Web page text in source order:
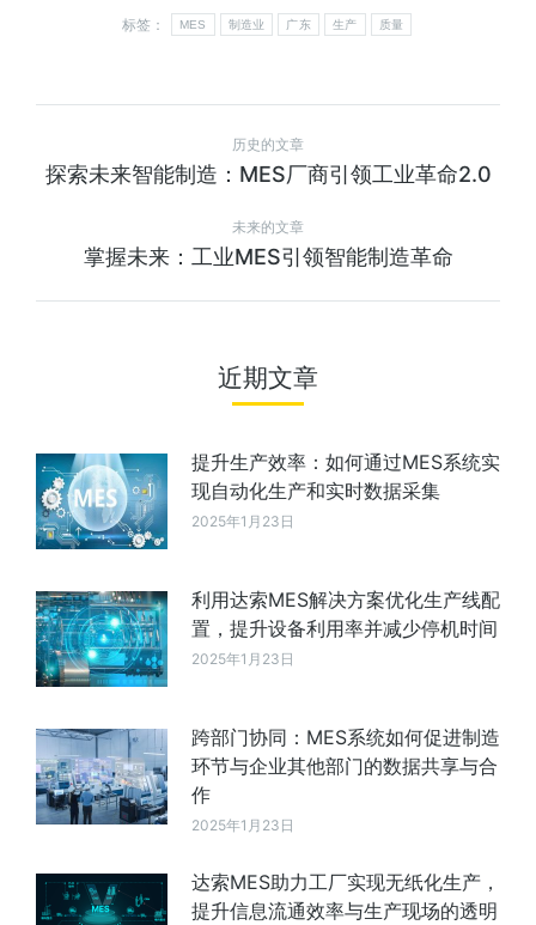
标签：
MES 制造业 广东 生产 质量
历史的文章
探索未来智能制造：MES厂商引领工业革命2.0
未来的文章
掌握未来：工业MES引领智能制造革命
近期文章
提升生产效率：如何通过MES系统实
现自动化生产和实时数据采集
2025年1月23日
利用达索MES解决方案优化生产线配
置，提升设备利用率并减少停机时间
2025年1月23日
跨部门协同：MES系统如何促进制造
环节与企业其他部门的数据共享与合
作
2025年1月23日
达索MES助力工厂实现无纸化生产，
提升信息流通效率与生产现场的透明